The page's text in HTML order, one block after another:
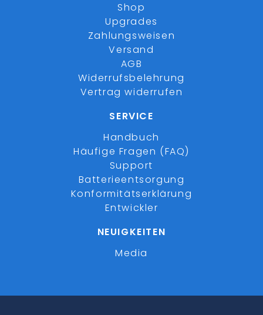
Shop
Upgrades
Zahlungsweisen
Versand
AGB
Widerrufsbelehrung
Vertrag widerrufen
SERVICE
Handbuch
Häufige Fragen (FAQ)
Support
Batterieentsorgung
Konformitätserklärung
Entwickler
NEUIGKEITEN
Media